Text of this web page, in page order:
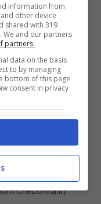
CheDonna.it)
information from
other device
shared with 319
We and our partners
partners.
data on the basis
to by managing
bottom of this page
consent in privacy